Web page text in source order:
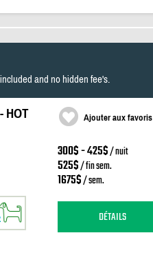
and no hidden fee's.
HOT
Ajouter aux favoris
300$ - 425$/ nuit
525$/ fin sem.
1675$/ sem.
DÉTAILS